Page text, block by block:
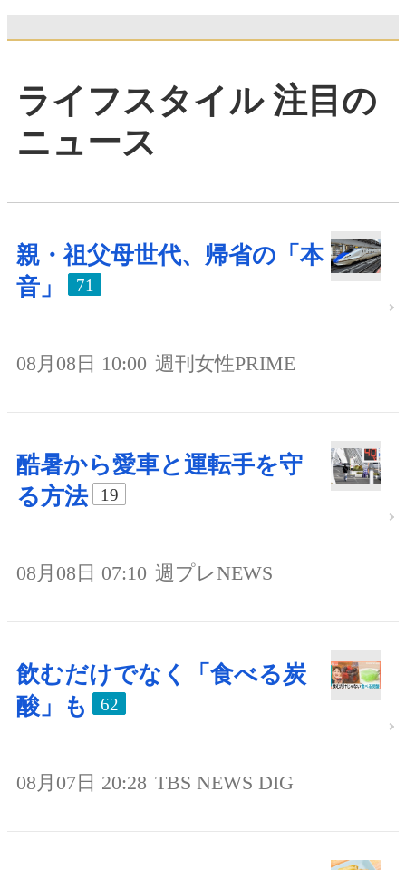
ライフスタイル 注目の
ニュース
親・祖父母世代、帰省の「本
音」
71
08月08日 10:00 週刊女性PRIME
酷暑から愛車と運転手を守
る方法
19
08月08日 07:10 週プレNEWS
飲むだけでなく「食べる炭
酸」も
62
08月07日 20:28 TBS NEWS DIG